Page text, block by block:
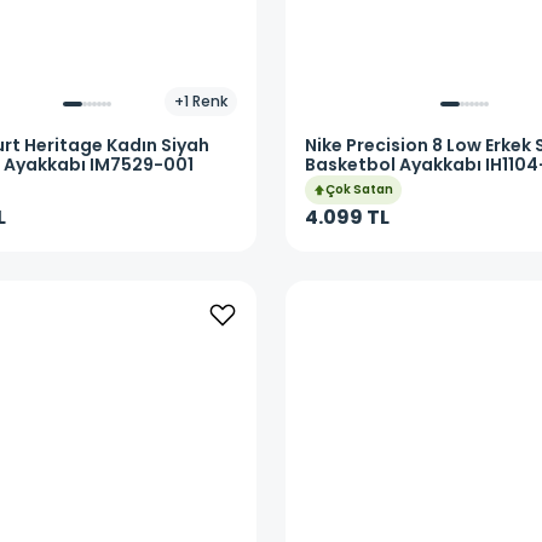
+1 Renk
Heritage Kadın Siyah
IM7529-001
Nike Precision 8 Low Erkek
Basketbol Ayakkabı
Çok Satan
4.099 TL